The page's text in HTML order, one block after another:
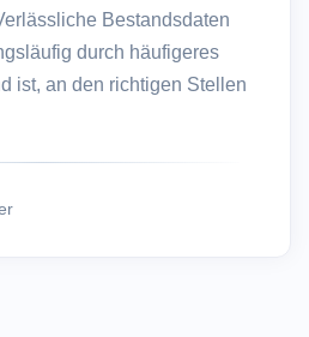
Bestandsdaten
durch häufigeres
ist, an den richtigen Stellen